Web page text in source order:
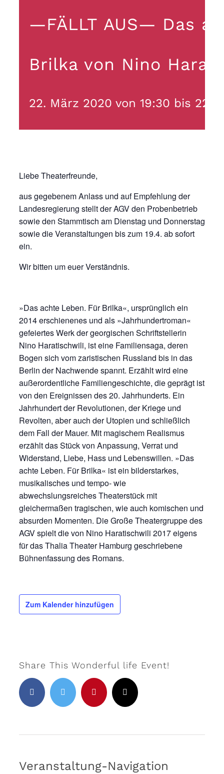
—FÄLLT AUS— Das
Brilka von Nino
22. März 2020 von 19:30 bis
Liebe Theaterfreunde,
aus gegebenem Anlass und auf Empfehlung der
Landesregierung stellt der AGV den Probenbetrieb
sowie den Stammtisch am Dienstag und Donnerstag
sowie die Veranstaltungen bis zum 19.4. ab sofort
ein.
Wir bitten um euer Verständnis.
»Das achte Leben. Für Brilka«, ursprünglich ein
2014 erschienenes und als »Jahrhundertroman«
gefeiertes Werk der georgischen Schriftstellerin
Nino Haratischwili, ist eine Familiensaga, deren
Bogen sich vom zaristischen Russland bis in das
Berlin der Nachwende spannt. Erzählt wird eine
außerordentliche Familiengeschichte, die geprägt ist
von den Ereignissen des 20. Jahrhunderts. Ein
Jahrhundert der Revolutionen, der Kriege und
Revolten, aber auch der Utopien und schließlich
dem Fall der Mauer. Mit magischem Realismus
erzählt das Stück von Anpassung, Verrat und
Widerstand, Liebe, Hass und Lebenswillen. »Das
achte Leben. Für Brilka« ist ein bilderstarkes,
musikalisches und tempo- wie
abwechslungsreiches Theaterstück mit
gleichermaßen tragischen, wie auch komischen und
absurden Momenten. Die Große Theatergruppe des
AGV spielt die von Nino Haratischwili 2017 eigens
für das Thalia Theater Hamburg geschriebene
Bühnenfassung des Romans.
Zum Kalender hinzufügen
Share This Wonderful life Event!
Facebook Twitter Pinterest
Mail
Veranstaltung-Navigation